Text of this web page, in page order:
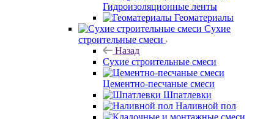
Гидроизоляционные ленты
Геоматериалы
Сухие
строительные смеси
Назад
Сухие строительные смеси
Цементно-песчаные смеси
Шпатлевки
Наливной пол